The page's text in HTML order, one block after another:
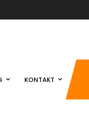
KONTAKT